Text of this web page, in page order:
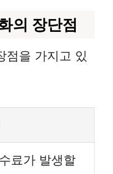
의 장단점
점을 가지고 있
료가 발생할